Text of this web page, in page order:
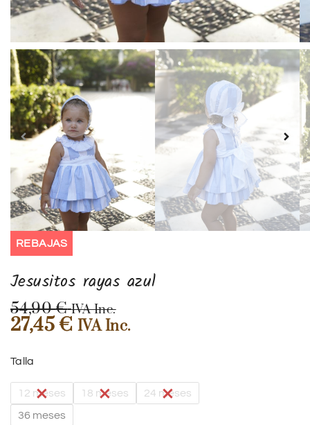
REBAJAS
Jesusitos rayas azul
54,90€ IVA Inc.
27,45€ IVA Inc.
Talla
12 meses 18 meses
24 meses
36 meses